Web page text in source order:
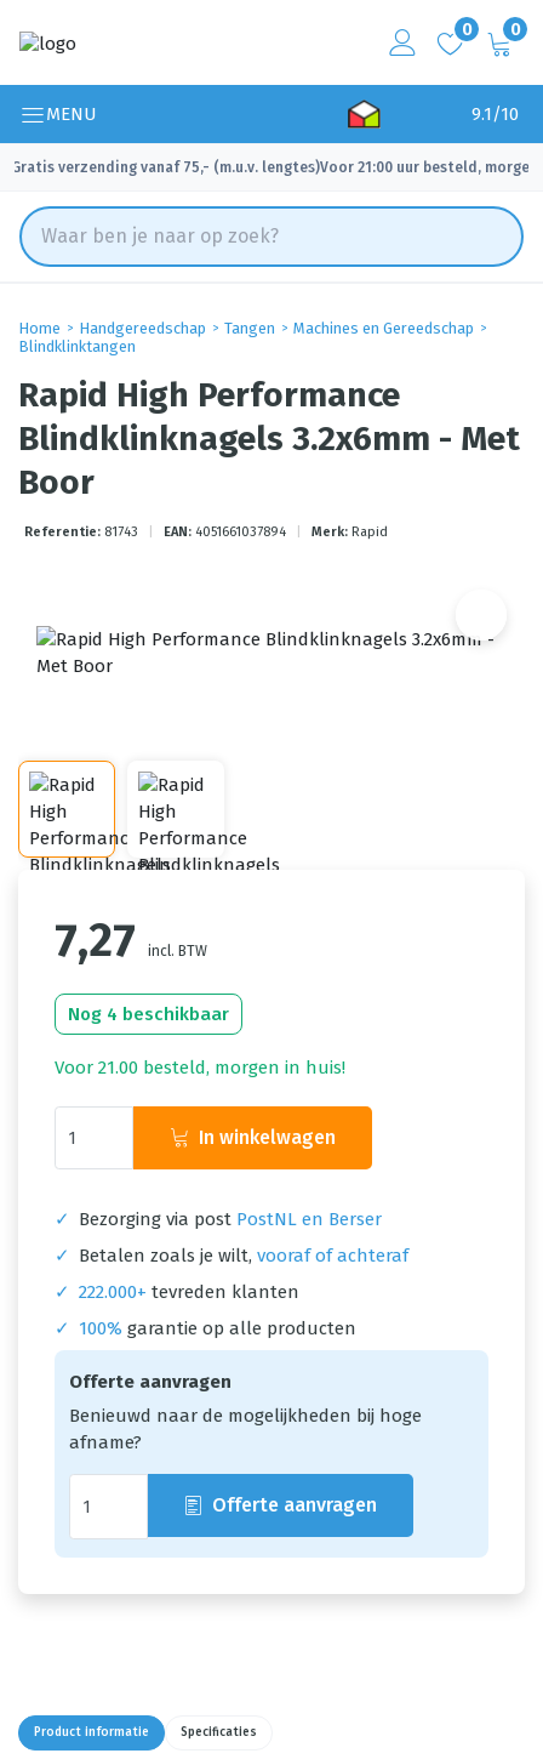
0 0
MENU 9.1/10
Gratis verzending vanaf 75,- (m.u.v. lengtes)
✓ Voor 21:00 uur besteld, morgen
Home Handgereedschap Tangen
Machines en Gereedschap
Blindklinktangen
Rapid High Performance
Blindklinknagels 3.2x6mm - Met
Boor
Referentie: 81743 EAN: 4051661037894 Merk: Rapid
7,27 incl. BTW
Nog 4 beschikbaar
Voor 21.00 besteld, morgen in huis!
In winkelwagen
✓ Bezorging via post PostNL en Berser
✓
Betalen zoals je wilt, vooraf of achteraf
✓ 222.000+ tevreden klanten
✓
100% garantie op alle producten
Offerte aanvragen
Benieuwd naar de mogelijkheden bij hoge
afname?
Offerte aanvragen
Product informatie Specificaties